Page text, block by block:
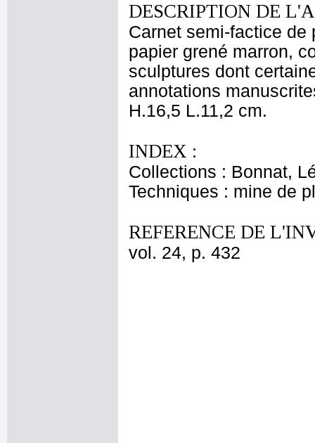
DESCRIPTION DE
Carnet semi-factice de
papier grené marron,
sculptures dont
annotations
H.16,5 L.11,2 cm.
INDEX :
Collections : Bonnat,
Techniques : mine de
REFERENCE DE
vol. 24, p. 432